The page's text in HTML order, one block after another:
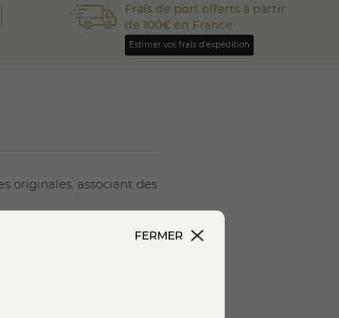
Frais de port offerts à partir
de 100€ en France
Estimer vos frais d'expédition
originales, associant des
lait cru
lactés francs, parfaite
se distingue par
FERMER